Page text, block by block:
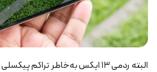
البته ردمی ۱۳ ایکس به‌خاطر تراکم پیکسلی